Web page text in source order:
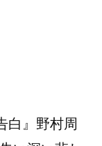
白』野村周